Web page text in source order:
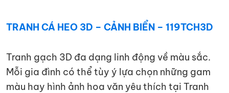
TRANH CÁ HEO 3D – CẢNH BIỂN – 119TCH3D
Tranh gạch 3D đa dạng linh động về màu sắc.
Mỗi gia đình có thể tùy ý lựa chọn những gam
màu hay hình ảnh hoa văn yêu thích tại Tranh